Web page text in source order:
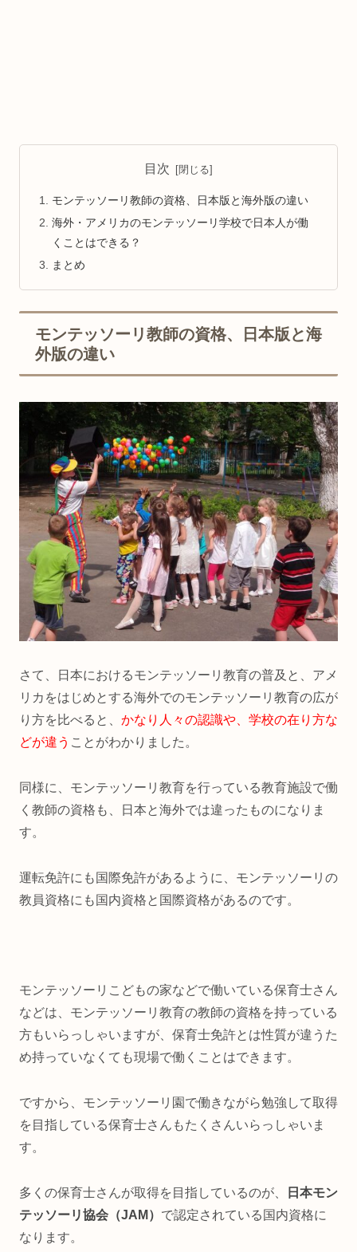
目次
モンテッソーリ教師の資格、日本版と海外版の違い
海外・アメリカのモンテッソーリ学校で日本人が働
くことはできる？
まとめ
モンテッソーリ教師の資格、日本版と海
外版の違い
さて、日本におけるモンテッソーリ教育の普及と、アメ
リカをはじめとする海外でのモンテッソーリ教育の広が
り方を比べると、 かなり人々の認識や、学校の在り方な
どが違う ことがわかりました。
同様に、モンテッソーリ教育を行っている教育施設で働
く教師の資格も、日本と海外では違ったものになりま
す。
運転免許にも国際免許があるように、モンテッソーリの
教員資格にも国内資格と国際資格があるのです。
モンテッソーリこどもの家などで働いている保育士さん
などは、モンテッソーリ教育の教師の資格を持っている
方もいらっしゃいますが、保育士免許とは性質が違うた
め持っていなくても現場で働くことはできます。
ですから、モンテッソーリ園で働きながら勉強して取得
を目指している保育士さんもたくさんいらっしゃいま
す。
多くの保育士さんが取得を目指しているのが、
日本モン
テッソーリ協会（JAM） で認定されている国内資格に
なります。